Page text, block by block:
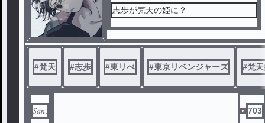
志歩が梵天の姫に？
#梵天 #志歩 #東リべ #東京リベンジャーズ #梵
𝑆𝑎𝑛. 703